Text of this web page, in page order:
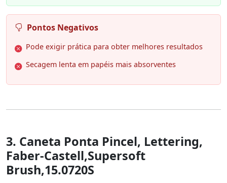
Pontos Negativos
Pode exigir prática para obter melhores resultados
Secagem lenta em papéis mais absorventes
3. Caneta Ponta Pincel, Lettering,
Faber-Castell,Supersoft
Brush,15.0720S